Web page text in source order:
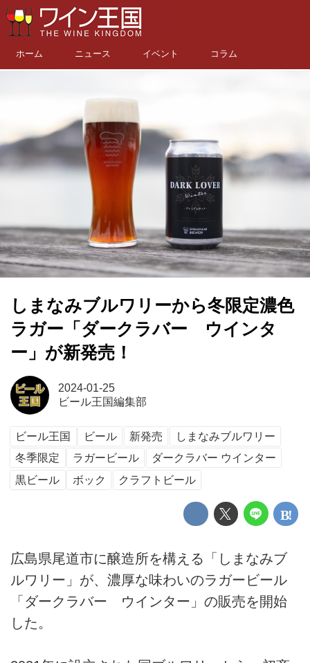
ホーム ニュース イベント コラム
しまなみブルワリーから冬限定濃色
ラガー「ダークラバー ウインタ
ー」が新発売！
2024-01-25
ビール王国編集部
ビール王国 ビール 新発売
しまなみブルワリー
冬季限定
ラガービール
ダークラバー ウインター
黒ビール
ボック クラフトビール
広島県尾道市に醸造所を構える「しまなみブ
ルワリー」が、濃厚な味わいのラガービール
「ダークラバー ウインター」の販売を開始
した。